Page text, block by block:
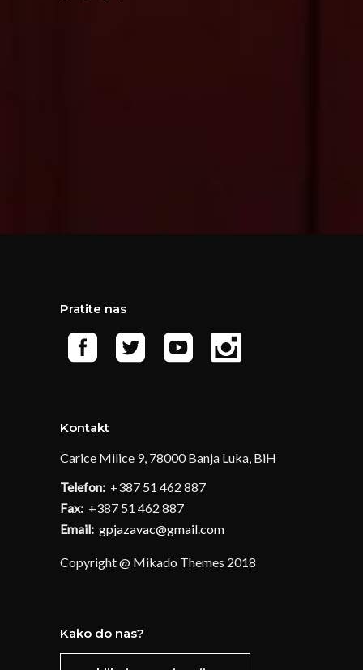
Pratite nas
Kontakt
Carice Milice 9, 78000 Banja Luka, BiH
Telefon: +387 51 462 887
Fax: +387 51 462 887
Email: gpjazavac@gmail.com
Copyright @ Mikado Themes 2018
Kako do nas?